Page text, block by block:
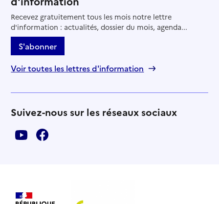
Recevez gratuitement tous les mois notre lettre
d'information : actualités, dossier du mois, agenda...
S'abonner
Voir toutes les lettres d'information
Suivez-nous sur les réseaux sociaux